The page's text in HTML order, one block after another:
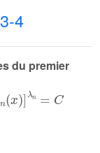
4
du premier